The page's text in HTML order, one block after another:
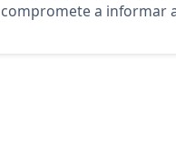
compromete a informar